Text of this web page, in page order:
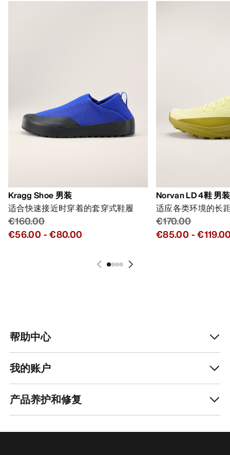
Kragg Shoe 男装
适合快速接近时穿着的套穿式鞋履
€160.00
€56.00 -€80.00
Norvan LD 4鞋 男装
适应各类环境的长
€170.00
€85.00 -
帮助中心
我的账户
产品养护和修复